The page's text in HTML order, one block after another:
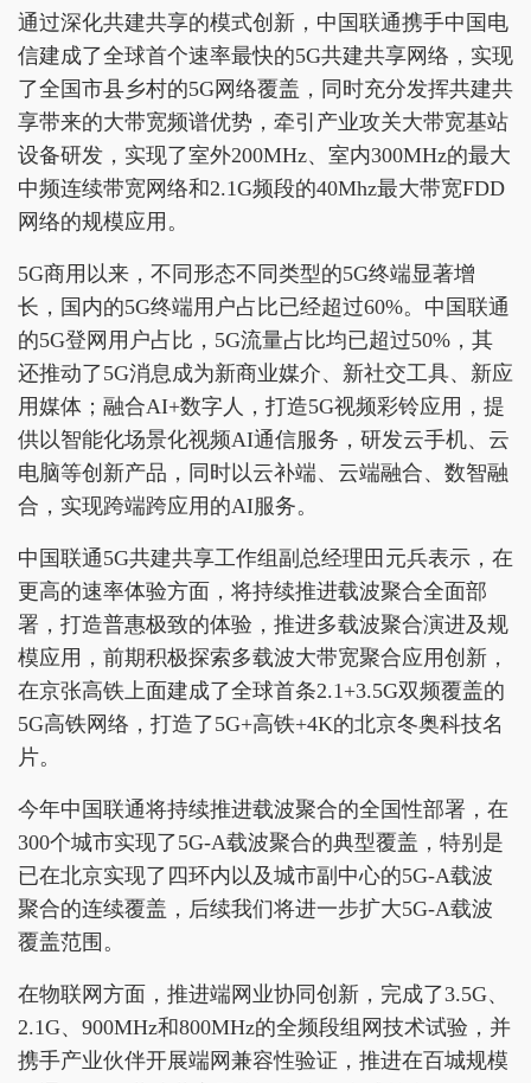
通过深化共建共享的模式创新，中国联通携手中国电
信建成了全球首个速率最快的5G共建共享网络，实现
了全国市县乡村的5G网络覆盖，同时充分发挥共建共
享带来的大带宽频谱优势，牵引产业攻关大带宽基站
设备研发，实现了室外200MHz、室内300MHz的最大
中频连续带宽网络和2.1G频段的40Mhz最大带宽FDD
网络的规模应用。
5G商用以来，不同形态不同类型的5G终端显著增
长，国内的5G终端用户占比已经超过60%。中国联通
的5G登网用户占比，5G流量占比均已超过50%，其
还推动了5G消息成为新商业媒介、新社交工具、新应
用媒体；融合AI+数字人，打造5G视频彩铃应用，提
供以智能化场景化视频AI通信服务，研发云手机、云
电脑等创新产品，同时以云补端、云端融合、数智融
合，实现跨端跨应用的AI服务。
中国联通5G共建共享工作组副总经理田元兵表示，在
更高的速率体验方面，将持续推进载波聚合全面部
署，打造普惠极致的体验，推进多载波聚合演进及规
模应用，前期积极探索多载波大带宽聚合应用创新，
在京张高铁上面建成了全球首条2.1+3.5G双频覆盖的
5G高铁网络，打造了5G+高铁+4K的北京冬奥科技名
片。
今年中国联通将持续推进载波聚合的全国性部署，在
300个城市实现了5G-A载波聚合的典型覆盖，特别是
已在北京实现了四环内以及城市副中心的5G-A载波
聚合的连续覆盖，后续我们将进一步扩大5G-A载波
覆盖范围。
在物联网方面，推进端网业协同创新，完成了3.5G、
2.1G、900MHz和800MHz的全频段组网技术试验，并
携手产业伙伴开展端网兼容性验证，推进在百城规模